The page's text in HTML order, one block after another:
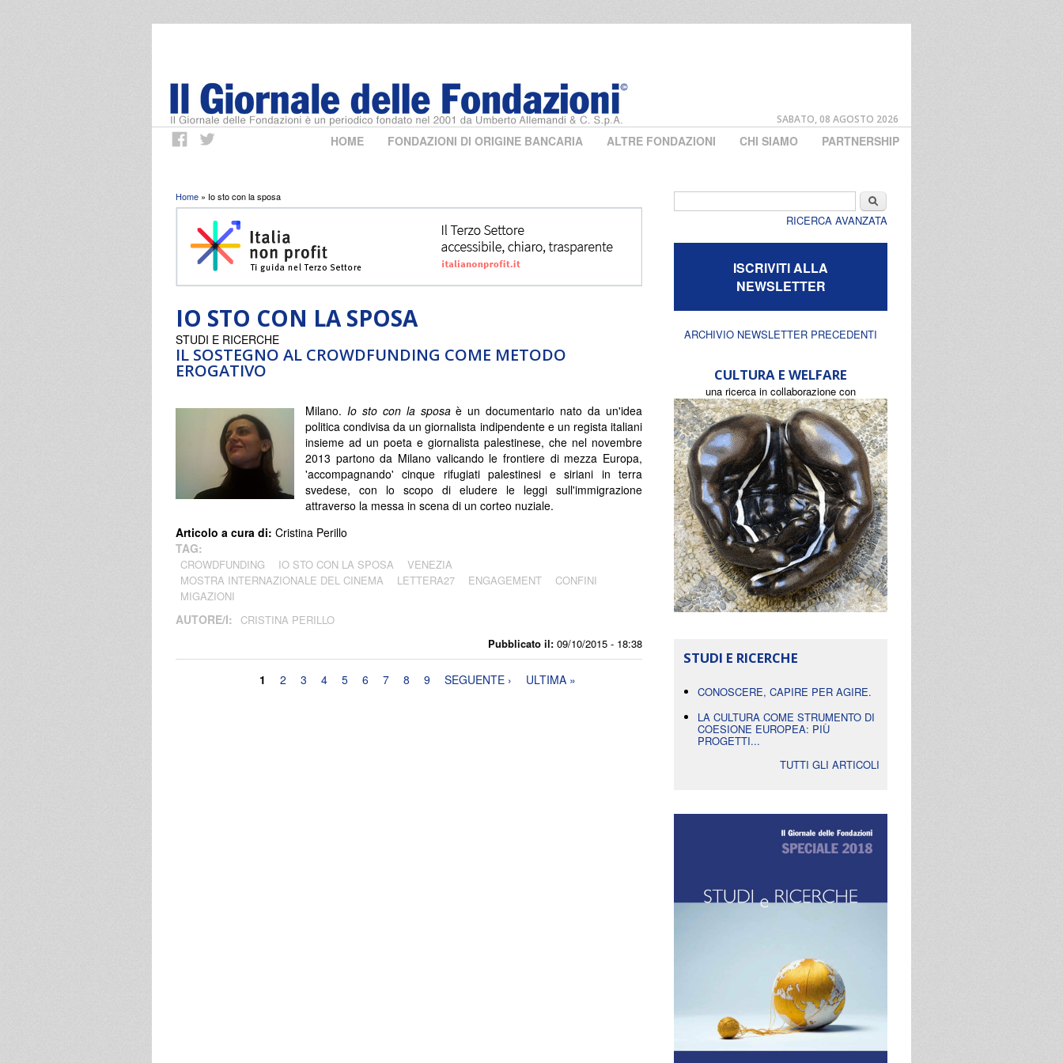
SABATO, 08 AGOSTO 2026
HOME FONDAZIONI DI ORIGINE BANCARIA ALTRE FONDAZIONI CHI SIAMO PARTNERSHIP
Tu sei qui
Home » Io sto con la sposa
IO STO CON LA SPOSA
IL SOSTEGNO AL CROWDFUNDING COME METODO
EROGATIVO
Pubblicato il: 09/10/2015 - 18:38
STUDI E RICERCHE
Milano. Io sto con la sposaè un documentario nato da un'idea
politica condivisa da un giornalista indipendente e un regista italiani
insieme ad un poeta e giornalista palestinese, che nel novembre
2013 partono da Milano valicando le frontiere di mezza Europa,
'accompagnando' cinque rifugiati palestinesi e siriani in terra
svedese, con lo scopo di eludere le leggi sull'immigrazione
attraverso la messa in scena di un corteo nuziale.
Articolo a cura di: Cristina Perillo
TAG:
CROWDFUNDING IO STO CON LA SPOSA
VENEZIA
MOSTRA INTERNAZIONALE DEL CINEMA
LETTERA27 ENGAGEMENT
CONFINI
MIGAZIONI
AUTORE/I: CRISTINA PERILLO
1 2 3 4 5 6 7 8 9 SEGUENTE › ULTIMA »
Cerca
RICERCA AVANZATA
ISCRIVITI ALLA
NEWSLETTER
ARCHIVIO NEWSLETTER PRECEDENTI
CULTURA E WELFARE
una ricerca in collaborazione con
STUDI E RICERCHE
CONOSCERE, CAPIRE PER AGIRE.
LA CULTURA COME STRUMENTO DI
COESIONE EUROPEA: PIÙ
PROGETTI...
TUTTI GLI ARTICOLI